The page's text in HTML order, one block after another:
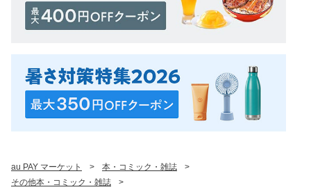
au PAY マーケット > 本・コミック・雑誌
>
その他本・コミック・雑誌
>